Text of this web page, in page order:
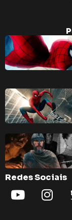
Redes Sociais